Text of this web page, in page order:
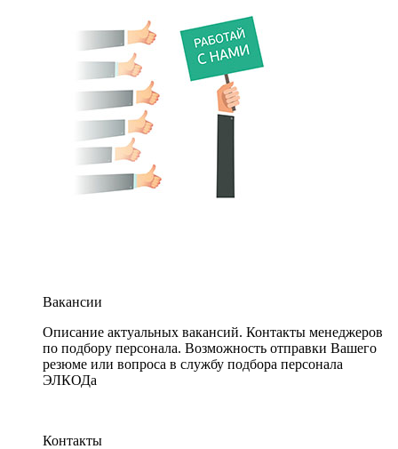
Вакансии
Описание актуальных вакансий. Контакты менеджеров
по подбору персонала. Возможность отправки Вашего
резюме или вопроса в службу подбора персонала
ЭЛКОДа
Контакты